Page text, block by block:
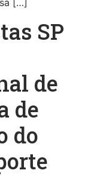
[…]
SP
de
de
do